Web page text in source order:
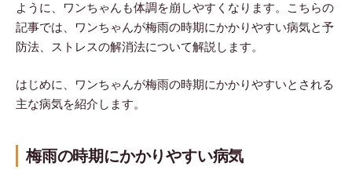
ように、ワンちゃんも体調を崩しやすくなります。こちらの
記事では、ワンちゃんが梅雨の時期にかかりやすい病気と予
防法、ストレスの解消法について解説します。
はじめに、ワンちゃんが梅雨の時期にかかりやすいとされる
主な病気を紹介します。
梅雨の時期にかかりやすい病気